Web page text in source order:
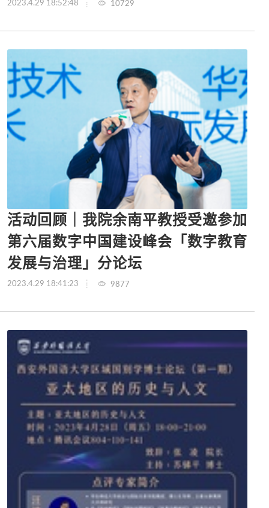
2023.4.29 18:52:48 10729
活动回顾｜我院余南平教授受邀参加
第六届数字中国建设峰会「数字教育
发展与治理」分论坛
2023.4.29 18:41:23 9877